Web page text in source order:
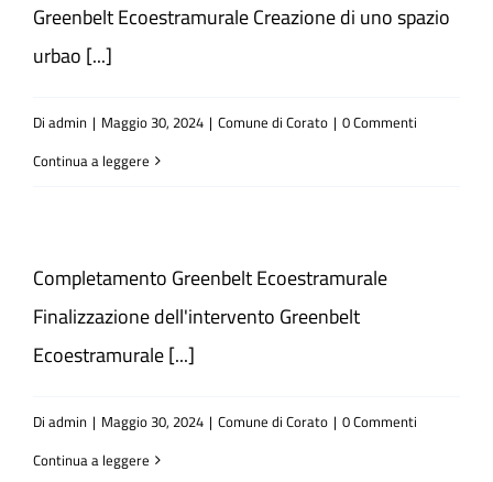
Greenbelt Ecoestramurale Creazione di uno spazio
urbao [...]
Di admin | Maggio 30, 2024 | Comune di Corato | 0 Commenti
Continua a leggere
Completamento Greenbelt Ecoestramurale
Finalizzazione dell'intervento Greenbelt
Ecoestramurale [...]
Di admin | Maggio 30, 2024 | Comune di Corato | 0 Commenti
Continua a leggere